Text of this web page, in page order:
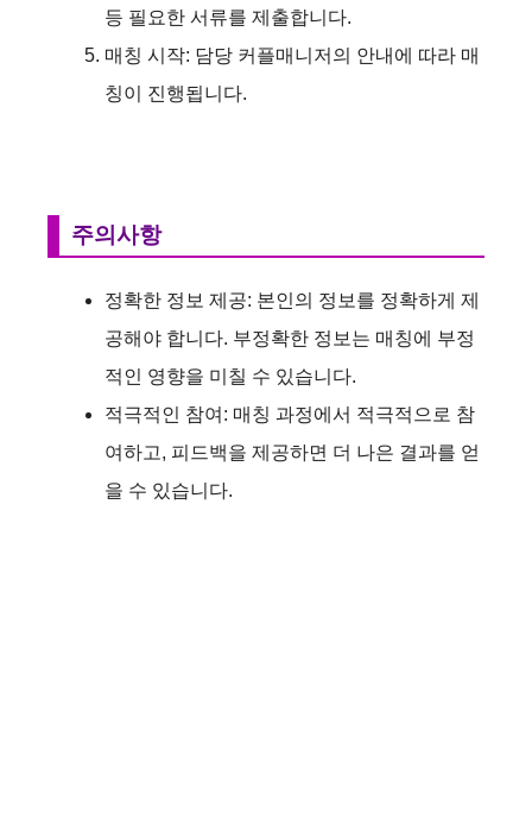
등 필요한 서류를 제출합니다.
매칭 시작: 담당 커플매니저의 안내에 따라 매
칭이 진행됩니다.
주의사항
정확한 정보 제공: 본인의 정보를 정확하게 제
공해야 합니다. 부정확한 정보는 매칭에 부정
적인 영향을 미칠 수 있습니다.
적극적인 참여: 매칭 과정에서 적극적으로 참
여하고, 피드백을 제공하면 더 나은 결과를 얻
을 수 있습니다.